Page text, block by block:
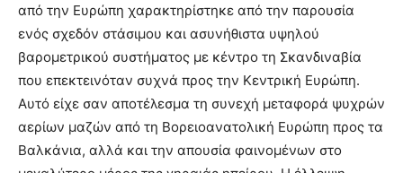
από την Ευρώπη χαρακτηρίστηκε από την παρουσία
ενός σχεδόν στάσιμου και ασυνήθιστα υψηλού
βαρομετρικού συστήματος με κέντρο τη Σκανδιναβία
που επεκτεινόταν συχνά προς την Κεντρική Ευρώπη.
Αυτό είχε σαν αποτέλεσμα τη συνεχή μεταφορά ψυχρών
αερίων μαζών από τη Βορειοανατολική Ευρώπη προς τα
Βαλκάνια, αλλά και την απουσία φαινομένων στο